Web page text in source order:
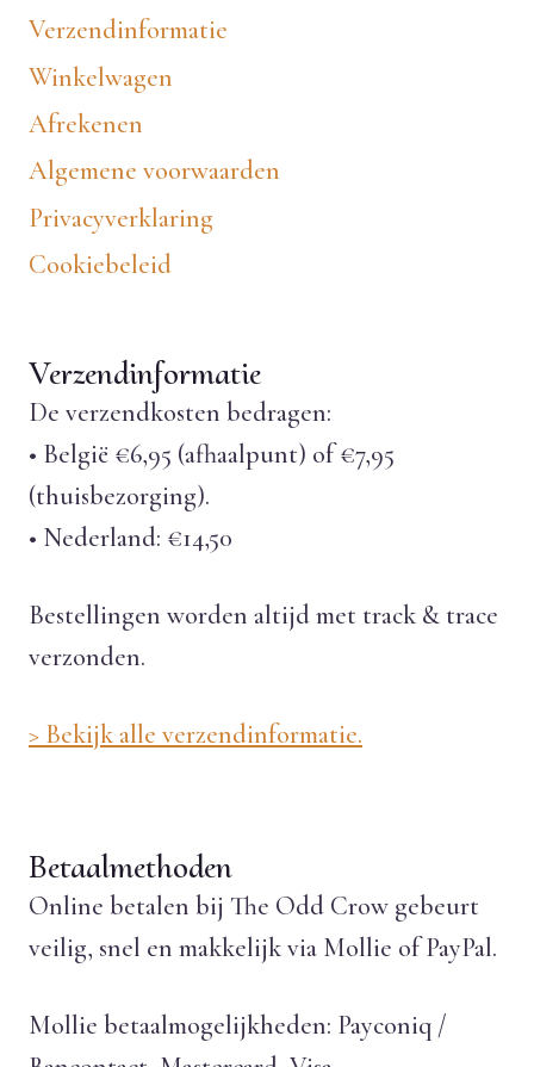
Verzendinformatie
Winkelwagen
Afrekenen
Algemene voorwaarden
Privacyverklaring
Cookiebeleid
Verzendinformatie
De verzendkosten bedragen:
• België €6,95 (afhaalpunt) of €7,95
(thuisbezorging).
• Nederland: €14,50
Bestellingen worden altijd met track & trace
verzonden.
> Bekijk alle verzendinformatie.
Betaalmethoden
Online betalen bij The Odd Crow gebeurt
veilig, snel en makkelijk via Mollie of PayPal.
Mollie betaalmogelijkheden: Payconiq /